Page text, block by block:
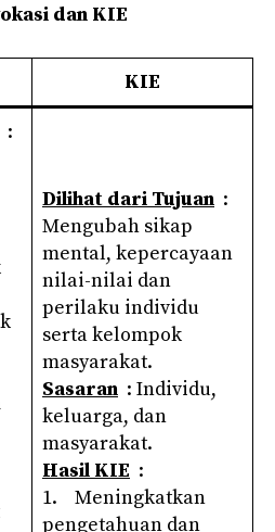
dan KIE
KIE
:
Dilihat dari Tujuan :
Mengubah sikap
mental, kepercayaan
nilai-nilai dan
perilaku individu
serta kelompok
masyarakat.
Sasaran : Individu,
keluarga, dan
masyarakat.
Hasil KIE :
1. Meningkatkan
pengetahuan dan